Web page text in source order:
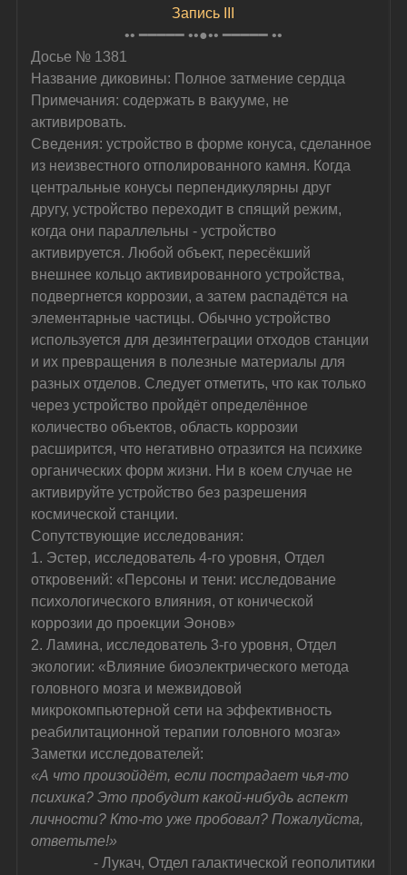
Запись III
•• ━━━━━ ••●•• ━━━━━ ••
Досье № 1381
Название диковины: Полное затмение сердца
Примечания: содержать в вакууме, не
активировать.
Сведения: устройство в форме конуса, сделанное
из неизвестного отполированного камня. Когда
центральные конусы перпендикулярны друг
другу, устройство переходит в спящий режим,
когда они параллельны - устройство
активируется. Любой объект, пересёкший
внешнее кольцо активированного устройства,
подвергнется коррозии, а затем распадётся на
элементарные частицы. Обычно устройство
используется для дезинтеграции отходов станции
и их превращения в полезные материалы для
разных отделов. Следует отметить, что как только
через устройство пройдёт определённое
количество объектов, область коррозии
расширится, что негативно отразится на психике
органических форм жизни. Ни в коем случае не
активируйте устройство без разрешения
космической станции.
Сопутствующие исследования:
1. Эстер, исследователь 4-го уровня, Отдел
откровений: «Персоны и тени: исследование
психологического влияния, от конической
коррозии до проекции Эонов»
2. Ламина, исследователь 3-го уровня, Отдел
экологии: «Влияние биоэлектрического метода
головного мозга и межвидовой
микрокомпьютерной сети на эффективность
реабилитационной терапии головного мозга»
Заметки исследователей:
«А что произойдёт, если пострадает чья-то
психика? Это пробудит какой-нибудь аспект
личности? Кто-то уже пробовал? Пожалуйста,
ответьте!»
- Лукач, Отдел галактической геополитики